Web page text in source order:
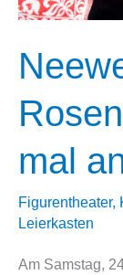
mal
Figurentheater,
Leierkasten
Am Samstag,